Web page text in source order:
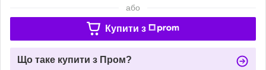
або
Купити з
Що таке купити з Пром?